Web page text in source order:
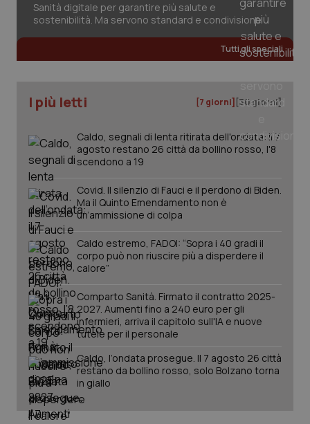
Sanità digitale per garantire più salute e
sostenibilità. Ma servono standard e condivisione
Tutti gli speciali
I più letti [7 giorni] [30 giorni]
Caldo, segnali di lenta ritirata dell'ondata: il 7
agosto restano 26 città da bollino rosso, l'8
scendono a 19
Covid. Il silenzio di Fauci e il perdono di Biden.
Ma il Quinto Emendamento non è
un’ammissione di colpa
Caldo estremo, FADOI: “Sopra i 40 gradi il
corpo può non riuscire più a disperdere il
calore”
Comparto Sanità. Firmato il contratto 2025-
2027. Aumenti fino a 240 euro per gli
infermieri, arriva il capitolo sull'IA e nuove
tutele per il personale
Caldo, l’ondata prosegue. Il 7 agosto 26 città
restano da bollino rosso, solo Bolzano torna
in giallo
tracking-sites-ironfish-
session-id
www.quotidianosanita.it
_ga
.quotidianosanita.it